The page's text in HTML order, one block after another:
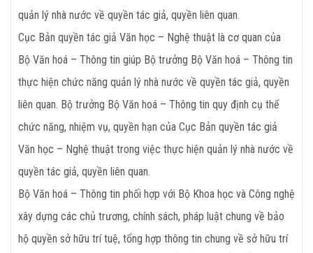
quản lý nhà nước về quyền tác giả, quyền liên quan.
Cục Bản quyền tác giả Văn học – Nghệ thuật là cơ quan của
Bộ Văn hoá – Thông tin giúp Bộ trưởng Bộ Văn hoá – Thông tin
thực hiện chức năng quản lý nhà nước về quyền tác giả, quyền
liên quan. Bộ trưởng Bộ Văn hoá – Thông tin quy định cụ thể
chức năng, nhiệm vụ, quyền hạn của Cục Bản quyền tác giả
Văn học – Nghệ thuật trong việc thực hiện quản lý nhà nước về
quyền tác giả, quyền liên quan.
Bộ Văn hoá – Thông tin phối hợp với Bộ Khoa học và Công nghệ
xây dựng các chủ trương, chính sách, pháp luật chung về bảo
hộ quyền sở hữu trí tuệ, tổng hợp thông tin chung về sở hữu trí